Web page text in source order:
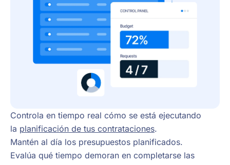
Controla en tiempo real cómo se está ejecutando
la planificación de tus contrataciones.
Mantén al día los presupuestos planificados.
Evalúa qué tiempo demoran en completarse las